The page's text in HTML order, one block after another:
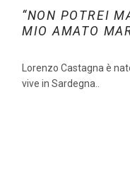
“NON POTREI
MIO AMATO
Lorenzo Castagna è
vive in Sardegna..